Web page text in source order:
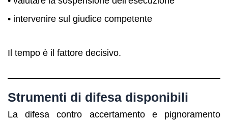
• intervenire sul giudice competente
Il tempo è il fattore decisivo.
Strumenti di difesa disponibili
La difesa contro accertamento e pignoramento